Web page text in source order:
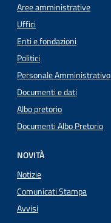
Aree amministrative
Uffici
Enti e fondazioni
Politici
Personale Amministrativo
Documenti e dati
Albo pretorio
Documenti Albo Pretorio
NOVITÀ
Notizie
Comunicati Stampa
Avvisi